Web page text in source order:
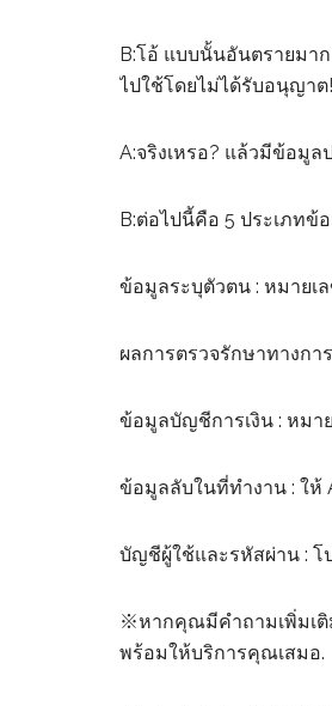
B:โอ้ แบบนั้นอันตรายมา
ไปใช้โดยไม่ได้รับอนุญาต!
A:จริงเหรอ? แล้วมีข้อมูล
B:ต่อไปนี้คือ 5 ประเภทข้
ข้อมูลระบุตัวตน : หมายเ
ผลการตรวจรักษาทางก
ข้อมูลบัญชีการเงิน : หมา
ข้อมูลลับในที่ทำงาน : ให้
บัญชีผู้ใช้และรหัสผ่าน : โ
※หากคุณมีคำถามเพิ่มเติ
พร้อมให้บริการคุณเสมอ.